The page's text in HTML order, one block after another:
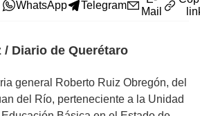
WhatsApp Telegram
Mail
/ Diario de Querétaro
general Roberto Ruiz Obregón, del
del Río, perteneciente a la Unidad